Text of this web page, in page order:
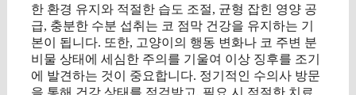
한 환경 유지와 적절한 습도 조절, 균형 잡힌 영양 공
급, 충분한 수분 섭취는 코 점막 건강을 유지하는 기
본이 됩니다. 또한, 고양이의 행동 변화나 코 주변 분
비물 상태에 세심한 주의를 기울여 이상 징후를 조기
에 발견하는 것이 중요합니다. 정기적인 수의사 방문
을 통해 건강 상태를 점검받고, 필요 시 적절한 치료